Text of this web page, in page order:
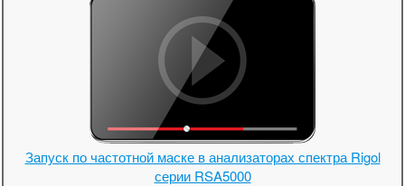
Запуск по частотной маске в анализаторах спектра Rigol
серии RSA5000